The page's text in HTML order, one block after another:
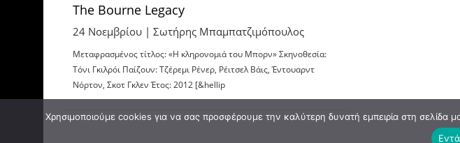
The Bourne Legacy
24 Νοεμβρίου | Σωτήρης Μπαμπατζιμόπουλος
Μεταφρασμένος τίτλος: «Η κληρονομιά του Μπορν» Σκηνοθεσία:
Τόνι Γκιλρόι Παίζουν: Τζέρεμι Ρένερ, Ρέιτσελ Βάις, Έντουαρντ
Νόρτον, Σκοτ Γκλεν Έτος: 2012 [&hellip
Χρησιμοποιούμε cookies για να σας προσφέρουμε την καλύτερη δυνατή εμπειρία στη σελίδα